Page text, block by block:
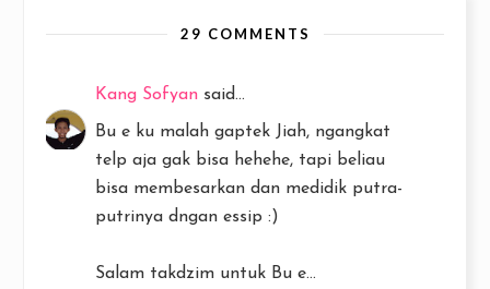
29 COMMENTS
Kang Sofyan said...
Bu e ku malah gaptek Jiah, ngangkat
telp aja gak bisa hehehe, tapi beliau
bisa membesarkan dan medidik putra-
putrinya dngan essip :)
Salam takdzim untuk Bu e...